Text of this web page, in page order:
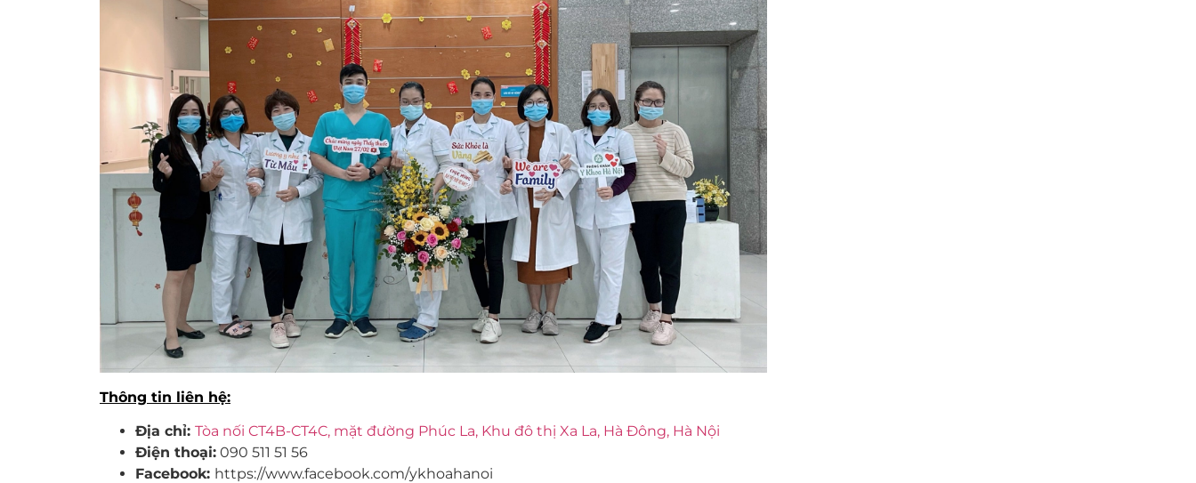
Thông tin liên hệ:
Địa chỉ: Tòa nối CT4B-CT4C, mặt đường Phúc La, Khu đô thị Xa La, Hà Đông, Hà Nội
Điện thoại: 090 511 51 56
Facebook: https://www.facebook.com/ykhoahanoi